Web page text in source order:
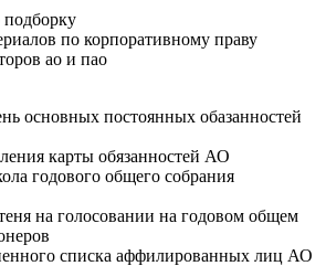
подборку
по корпоративному праву
ао и пао
основных постоянных обазанностей
карты обязанностей АО
годового общего собрания
на голосовании на годовом общем
списка аффилированных лиц АО